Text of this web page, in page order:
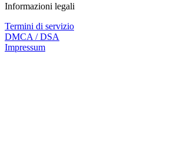
Informazioni legali
Termini di servizio
DMCA / DSA
Impressum